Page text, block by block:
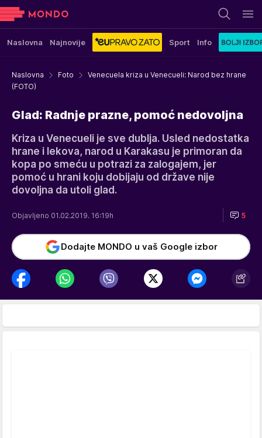
Naslovna Najnovije Sport Info
Naslovna Foto
Venecuela kriza u Venecueli: Narod bez hrane
(FOTO)
Glad: Radnje prazne, pomoć nedovoljna
Kriza u Venecueli je sve dublja. Usled nedostatka
hrane i lekova, narod u Karakasu je primoran da
kopa po smeću u potrazi za zalogajem, jer
pomoć u hrani koju dobijaju od države nije
dovoljna da utoli glad.
Objavljeno 01.02.2019. 16:19h 5
Dodajte MONDO u vaš Google izbor